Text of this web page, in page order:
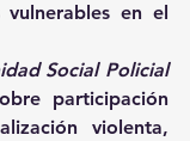
en el
Social Policial
participación
violenta,